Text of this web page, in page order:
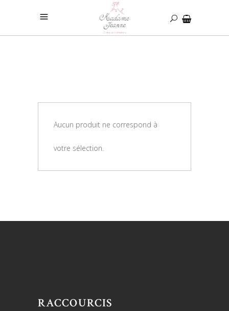
Aucun produit ne correspond à
votre sélection.
RACCOURCIS